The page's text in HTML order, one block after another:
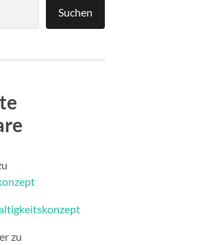
Suchen
zu